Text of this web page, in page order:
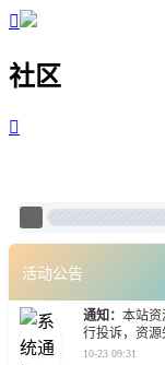

社区

Pixtech
活动公告
通知： 本站资
行投诉，资源
10-23 09:31